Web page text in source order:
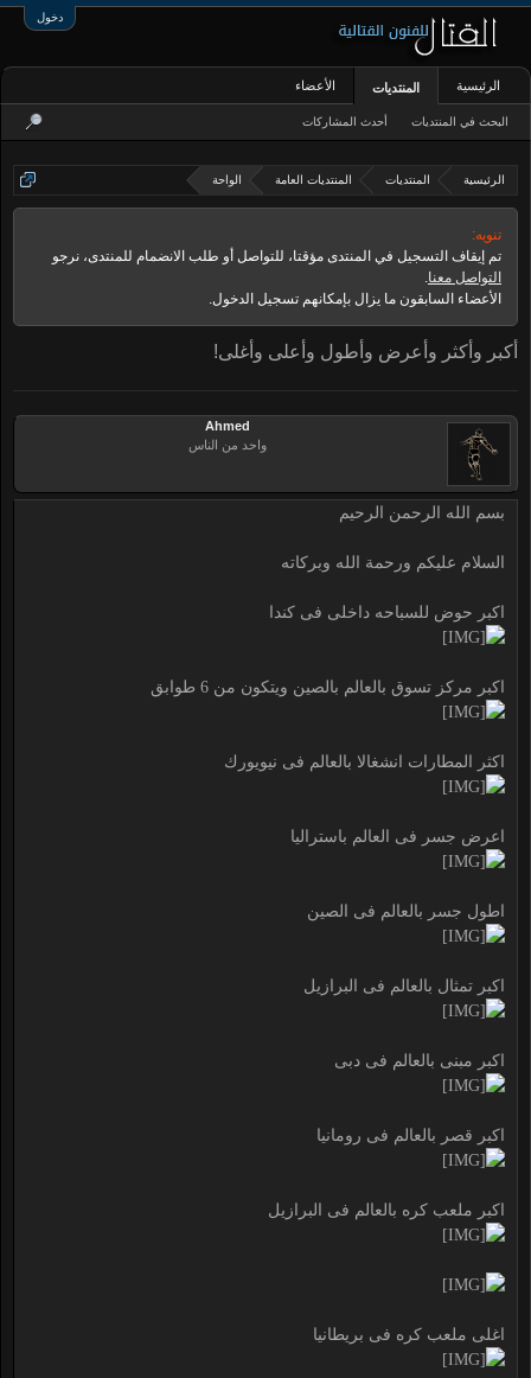
دخول
الرئيسية المنتديات المنتديات العامة الواحة
تنويه:
تم إيقاف التسجيل في المنتدى مؤقتا، للتواصل أو طلب الانضمام للمنتدى، نرجو
التواصل معنا.
الأعضاء السابقون ما يزال بإمكانهم تسجيل الدخول.
أكبر وأكثر وأعرض وأطول وأعلى وأغلى!
Ahmed
واحد من الناس
بسم الله الرحمن الرحيم
السلام عليكم ورحمة الله وبركاته
اكبر حوض للسباحه داخلى فى كندا
اكبر مركز تسوق بالعالم بالصين ويتكون من 6 طوابق
اكثر المطارات انشغالا بالعالم فى نيويورك
اعرض جسر فى العالم باستراليا
اطول جسر بالعالم فى الصين
اكبر تمثال بالعالم فى البرازيل
اكبر مبنى بالعالم فى دبى
اكبر قصر بالعالم فى رومانيا
اكبر ملعب كره بالعالم فى البرازيل
اغلى ملعب كره فى بريطانيا
الرئيسية المنتديات
البحث في المنتديات أحدث المشاركات
الأعضاء